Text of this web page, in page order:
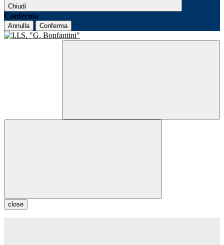
Chiudi
Conferma
Annulla Conferma
close